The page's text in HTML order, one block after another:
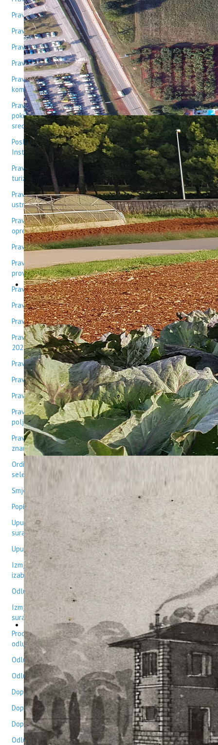
ERASMUS+
HyPro4ST
DIGIAGRI
GreenTea
CIRCOLIVE
Pravilnik o zaštiti na radu
Pravilnik o dodatnim uvjetima za izbor na radna mjesta
Pravilnik o službenim putovanjima
Pravilnik o videonadzoru
Pravilnik o korištenju računalnog sustava i drugih sredstava
komunikacije
Pravilnik o uvjetima korištenja službenog vozila, usluga
pokretne telefonije, prijenosne informatičke opreme i
sredstava reprezentacije
Poslovnik o izmjenama i dopunama rada Upravog vijeća
Instituta za poljoprivredu i turizam
Pravilnik o unutarnjem ustroju Instituta za poljoprivredu i
turizam - Bazni 2008
Pravilnik o izmjenama i dopunama Pravilnika o unutarnjem
ustrojstvu Instituta za poljoprivredu i turizam
Pravilnik o uporabi osobnih zaštitnih sredstava i zaštitne
opreme
Pravilnik o raspisivanju i provedbi javnih natječaja
Pravilnik o izmjenama i dopunama pravilnika o raspisivanju i
provedbi javnih natječaja
Pravilnik o zaštiti od požara
Pravilnik o nagrađivanju
Pravilnik o nagrađivanju - Izmjene 2016
Pravilnik o izmjenama i dopunama Pravilnika o nagrađivanju
2022
Pravilnik o stegovnoj odgovornosti
Pravilnik o izdavačkoj djelatnosti
Pravilnik o radu Tehnologijsko razvojnog centra
Pravilnik o upravljanju intelektualnim vlasništvom Instituta za
poljoprivredu i turizam
Pravilnik o dodatnim kriterijima za izbor i reizbor na
znanstvena, suradnička i stručna radna mjesta 2025
Ordinance on additional criteria for selection and re-
selection to scientific, associate, and expert positions 2025
Smjernice upravljanja intelektualnim vlasništvom
Popis dokumentarnog gradiva s rokovima čuvanja
Uputa o provođenju izbora predstavnika osoba izabranih na
suradnička radna mjesta u Znanstveno vijeće
Uputa o postupku izbora i radu članova Etičkog povjerenstva
Izmjena upute o provođenju izbora predstavnika osoba
izabranih na suradnička radna mjesta u Znanstveno vijeće
Odluka o osnivanju arhive provedenih projekata
Izmjena Odluke o izboru predstavnika osoba izabranih na
suradnička radna mjesta u Znanstveno vijeće
Procedura zaprimanja, provjere i plaćanja računa (Dopuna
odluke)
Odluka o proceduri vođenja komercijalnih projekata
Odluke o vrednovanju doprinosa istraživača 2015 - 2022
Dopuna Odluke o vrednovanju doprinosa istraživača 2023
Dopuna Odluke o vrednovanju doprinosa istraživača 2024.
Dopuna Odluke o vrednovanju doprinosa istraživača 2025.
Odluka o raspodjeli financijskih sredstava od komercijalnih